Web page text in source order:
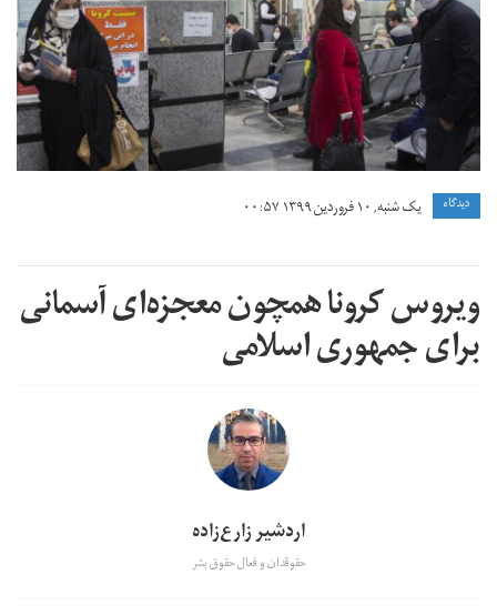
دیدگاه یک شنبه, ۱۰ فروردین ۱۳۹۹ ۰۰:۵۷
ویروس کرونا همچون معجزه‌ای آسمانی
برای جمهوری اسلامی
اردشیر زارع‌زاده
حقوقدان و فعال حقوق بشر